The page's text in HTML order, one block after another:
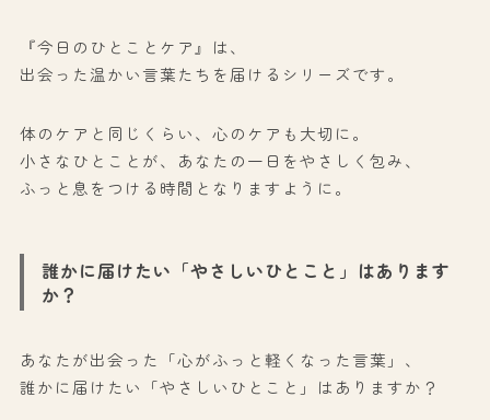
『今日のひとことケア』は、
出会った温かい言葉たちを届けるシリーズです。
体のケアと同じくらい、心のケアも大切に。
小さなひとことが、あなたの一日をやさしく包み、
ふっと息をつける時間となりますように。
誰かに届けたい「やさしいひとこと」はあります
か？
あなたが出会った「心がふっと軽くなった言葉」、
誰かに届けたい「やさしいひとこと」はありますか？